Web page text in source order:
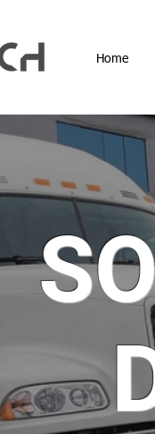
Home